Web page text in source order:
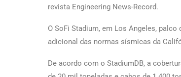
revista Engineering News-Record.
O SoFi Stadium, em Los Angeles,
adicional das normas sísmicas da
De acordo com o StadiumDB, a